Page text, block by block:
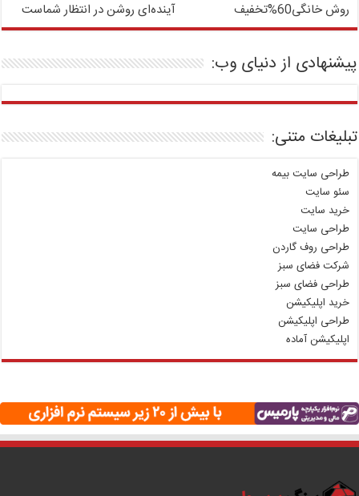
روش خانگی60%تخفیف
آینده‌ای روشن در انتظار شماست
پیشنهادی از دنیای وب:
تبلیغات متنی:
طراحی سایت بیمه
سئو سایت
خرید سایت
طراحی سایت
طراحی روف گاردن
شرکت فضای سبز
طراحی فضای سبز
خرید اپلیکیشن
طراحی اپلیکیشن
اپلیکیشن آماده